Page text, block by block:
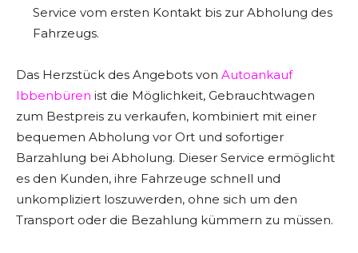
Service vom ersten Kontakt bis zur Abholung des
Fahrzeugs.
Das Herzstück des Angebots von Autoankauf
Ibbenbüren ist die Möglichkeit, Gebrauchtwagen
zum Bestpreis zu verkaufen, kombiniert mit einer
bequemen Abholung vor Ort und sofortiger
Barzahlung bei Abholung. Dieser Service ermöglicht
es den Kunden, ihre Fahrzeuge schnell und
unkompliziert loszuwerden, ohne sich um den
Transport oder die Bezahlung kümmern zu müssen.